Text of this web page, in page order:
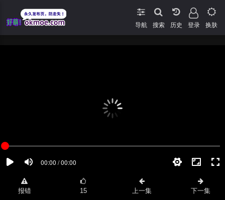
导航 搜索 登录 换肤
报错 15 上一集 下一集